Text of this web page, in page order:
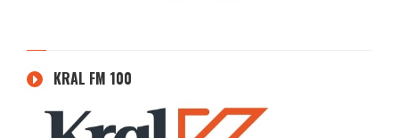
KRAL FM 100